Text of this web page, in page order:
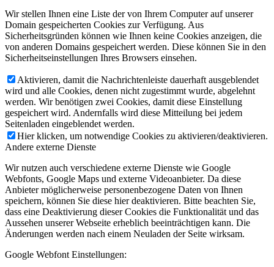
Wir stellen Ihnen eine Liste der von Ihrem Computer auf unserer
Domain gespeicherten Cookies zur Verfügung. Aus
Sicherheitsgründen können wie Ihnen keine Cookies anzeigen, die
von anderen Domains gespeichert werden. Diese können Sie in den
Sicherheitseinstellungen Ihres Browsers einsehen.
Aktivieren, damit die Nachrichtenleiste dauerhaft ausgeblendet
wird und alle Cookies, denen nicht zugestimmt wurde, abgelehnt
werden. Wir benötigen zwei Cookies, damit diese Einstellung
gespeichert wird. Andernfalls wird diese Mitteilung bei jedem
Seitenladen eingeblendet werden.
Hier klicken, um notwendige Cookies zu aktivieren/deaktivieren.
Andere externe Dienste
Wir nutzen auch verschiedene externe Dienste wie Google
Webfonts, Google Maps und externe Videoanbieter. Da diese
Anbieter möglicherweise personenbezogene Daten von Ihnen
speichern, können Sie diese hier deaktivieren. Bitte beachten Sie,
dass eine Deaktivierung dieser Cookies die Funktionalität und das
Aussehen unserer Webseite erheblich beeinträchtigen kann. Die
Änderungen werden nach einem Neuladen der Seite wirksam.
Google Webfont Einstellungen: